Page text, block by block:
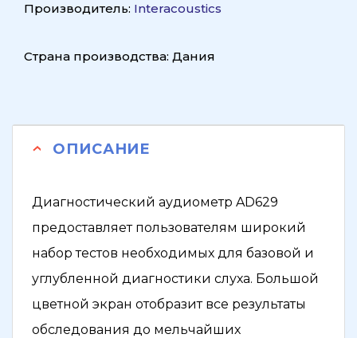
Производитель: Interacoustics
Страна производства: Дания
ОПИСАНИЕ
Диагностический аудиометр AD629
предоставляет пользователям широкий
набор тестов необходимых для базовой и
углубленной диагностики слуха. Большой
цветной экран отобразит все результаты
обследования до мельчайших